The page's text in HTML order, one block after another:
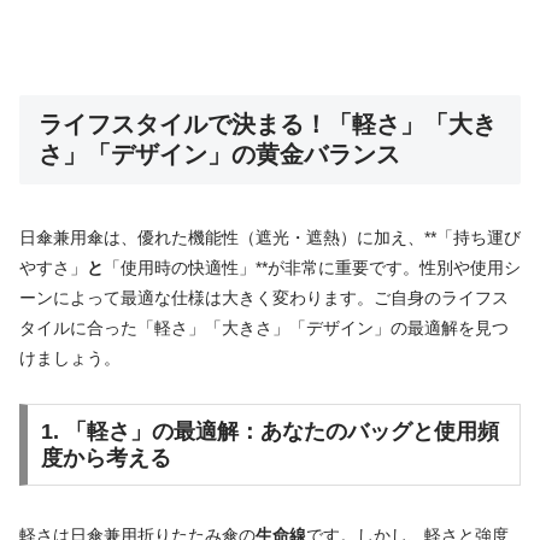
ライフスタイルで決まる！「軽さ」「大き
さ」「デザイン」の黄金バランス
日傘兼用傘は、優れた機能性（遮光・遮熱）に加え、**「持ち運び
やすさ」
と
「使用時の快適性」**が非常に重要です。性別や使用シ
ーンによって最適な仕様は大きく変わります。ご自身のライフス
タイルに合った「軽さ」「大きさ」「デザイン」の最適解を見つ
けましょう。
1. 「軽さ」の最適解：あなたのバッグと使用頻
度から考える
軽さは日傘兼用折りたたみ傘の生命線です。しかし、軽さと強度